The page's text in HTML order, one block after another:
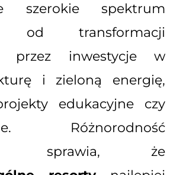
szerokie spektrum
od transformacji
przez inwestycje w
i zieloną energię,
edukacyjne czy
Różnorodność
sprawia, że